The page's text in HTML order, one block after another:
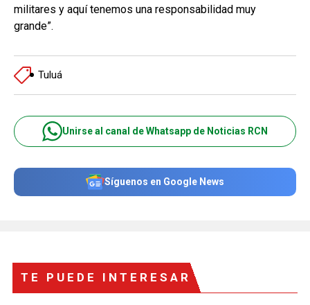
militares y aquí tenemos una responsabilidad muy
grande”.
Tuluá
Unirse al canal de Whatsapp de Noticias RCN
Síguenos en Google News
TE PUEDE INTERESAR